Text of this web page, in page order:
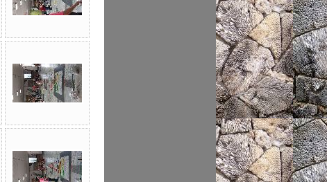
空氣品質監測站
遊戲軟體分級制